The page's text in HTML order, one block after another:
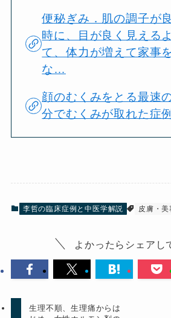
便秘ぎみ．肌の調子が
時に、目が良く見える
て、体力が増えて家事
な…
顔のむくみをとる最速
分でむくみが取れた症例
李哲の臨床症例と中医学解説 皮膚・美
よかったらシェアし
生理不順、生理痛からは